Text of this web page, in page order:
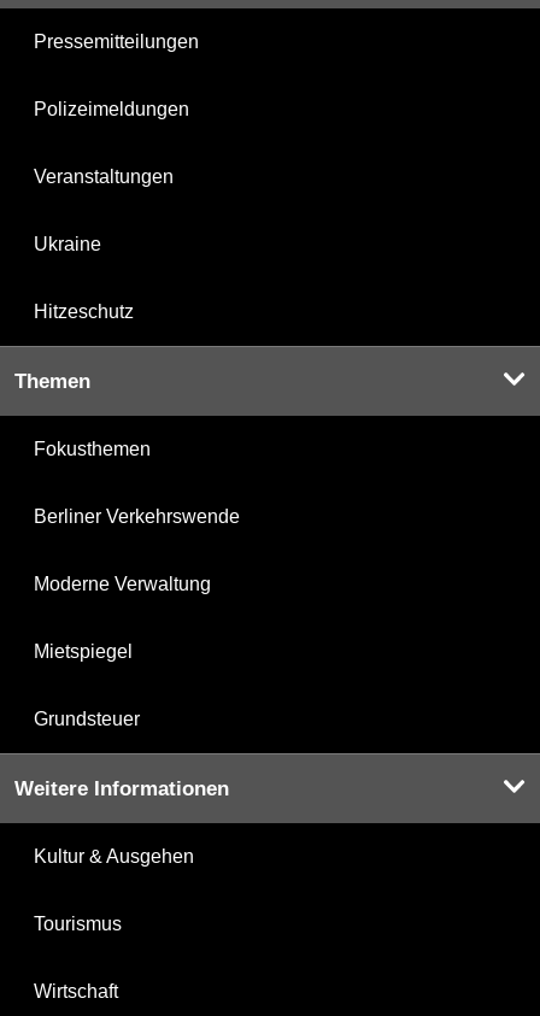
Pressemitteilungen
Polizeimeldungen
Veranstaltungen
Ukraine
Hitzeschutz
Themen
Fokusthemen
Berliner Verkehrswende
Moderne Verwaltung
Mietspiegel
Grundsteuer
Weitere Informationen
Kultur & Ausgehen
Tourismus
Wirtschaft